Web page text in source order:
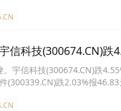
信科技(300674.CN)跌
宇信科技(300674.CN)跌
(300339.CN)跌2.03%报